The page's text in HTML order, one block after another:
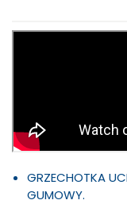
GRZECHOTKA
GUMOWY.